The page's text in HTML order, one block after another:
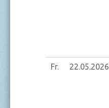
Fr. 22.05.2026